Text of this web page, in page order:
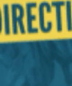
(FENS),
Y REFUERZA LA
de la
turismo y la